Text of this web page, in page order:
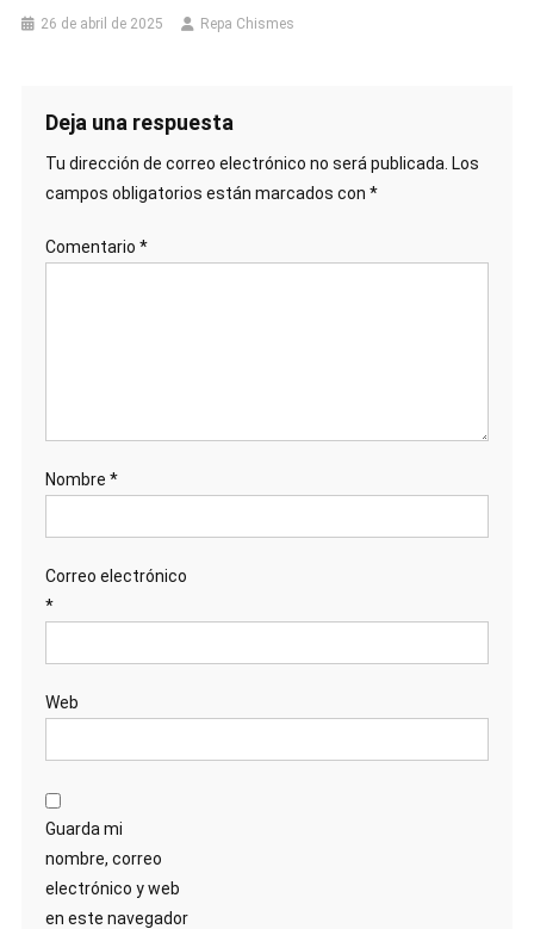
26 de abril de 2025 Repa Chismes
Deja una respuesta
Tu dirección de correo electrónico no será publicada. Los
campos obligatorios están marcados con *
Comentario *
Nombre *
Correo electrónico
*
Web
Guarda mi
nombre, correo
electrónico y web
en este navegador